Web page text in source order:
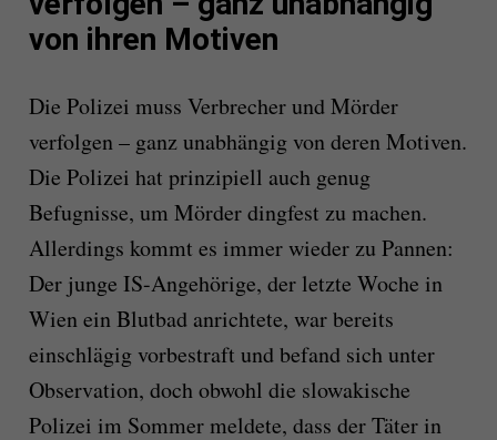
von ihren Motiven
Die Polizei muss Verbrecher und Mörder
verfolgen – ganz unabhängig von deren Motiven.
Die Polizei hat prinzipiell auch genug
Befugnisse, um Mörder dingfest zu machen.
Allerdings kommt es immer wieder zu Pannen:
Der junge IS-Angehörige, der letzte Woche in
Wien ein Blutbad anrichtete, war bereits
einschlägig vorbestraft und befand sich unter
Observation, doch obwohl die slowakische
Polizei im Sommer meldete, dass der Täter in